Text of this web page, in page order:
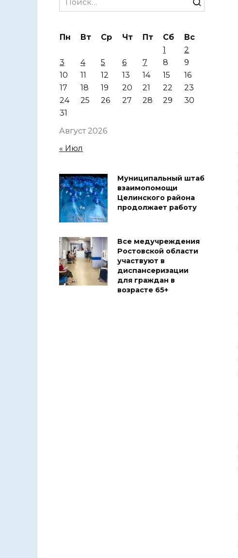
for:
Август 2026
Пн Вт Ср Чт Пт Сб
Вс
1
2
3
4 5 6 7 8
9
10
11 12 13 14 15
16
17
18 19 20 21 22
23
24
25 26 27 28 29
30
31
« Июл
Муниципальный штаб
взаимопомощи
Целинского района
продолжает работу
Все медучреждения
Ростовской области
участвуют в
диспансеризации
для граждан в
возрасте 65+